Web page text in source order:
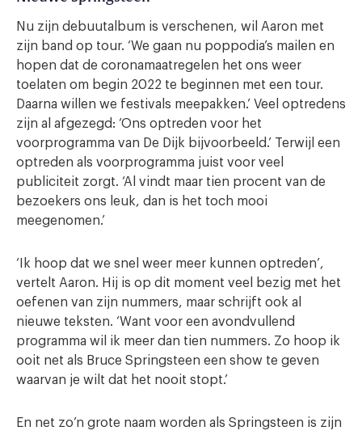
Nu zijn debuutalbum is verschenen, wil Aaron met
zijn band op tour. ‘We gaan nu poppodia’s mailen en
hopen dat de coronamaatregelen het ons weer
toelaten om begin 2022 te beginnen met een tour.
Daarna willen we festivals meepakken.’ Veel optredens
zijn al afgezegd: ‘Ons optreden voor het
voorprogramma van De Dijk bijvoorbeeld.’ Terwijl een
optreden als voorprogramma juist voor veel
publiciteit zorgt. ‘Al vindt maar tien procent van de
bezoekers ons leuk, dan is het toch mooi
meegenomen.’
‘Ik hoop dat we snel weer meer kunnen optreden’,
vertelt Aaron. Hij is op dit moment veel bezig met het
oefenen van zijn nummers, maar schrijft ook al
nieuwe teksten. ‘Want voor een avondvullend
programma wil ik meer dan tien nummers. Zo hoop ik
ooit net als Bruce Springsteen een show te geven
waarvan je wilt dat het nooit stopt.’
En net zo’n grote naam worden als Springsteen is zijn